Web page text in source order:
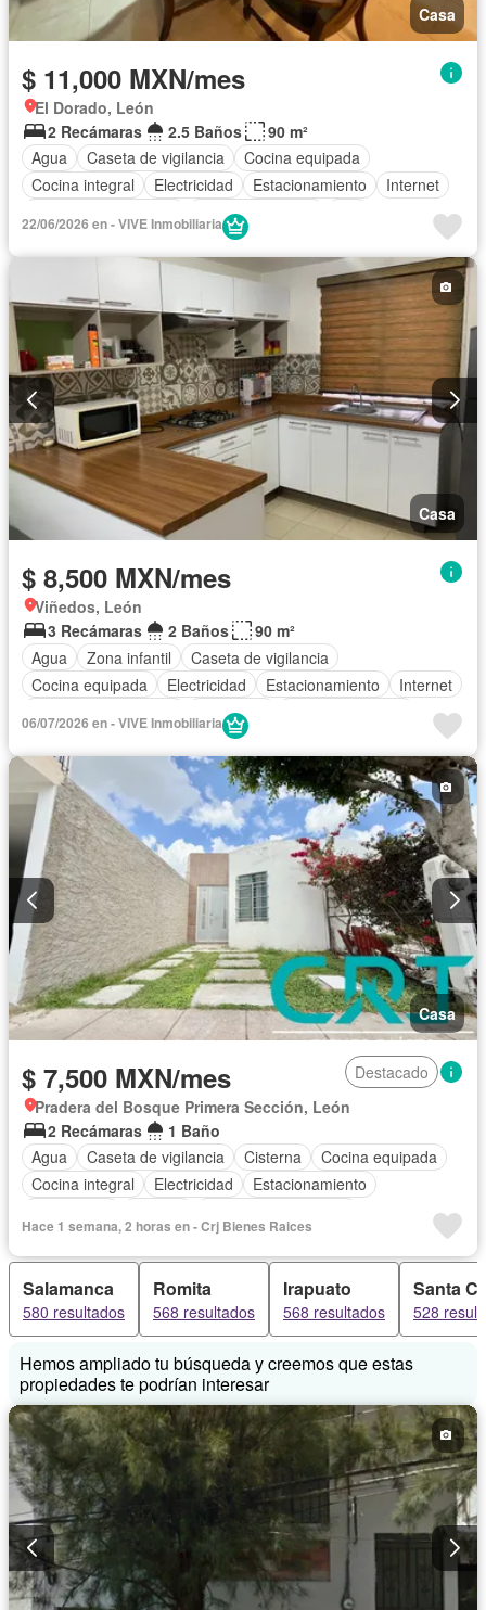
Casa
$ 11,000 MXN/mes
El Dorado, León
2 Recámaras
2.5 Baños
90 m²
Agua
Caseta de vigilancia
Cocina equipada
Cocina integral
Electricidad Estacionamiento
Internet
Vista panorámica
Completamente amueblado
22/06/2026 en - VIVE Inmobiliaria
Casa
$ 8,500 MXN/mes
Viñedos, León
3 Recámaras
2 Baños
90 m²
Agua
Zona infantil
Caseta de vigilancia
Cocina equipada
Electricidad Estacionamiento
Internet
Seguridad
Completamente amueblado
06/07/2026 en - VIVE Inmobiliaria
Casa
$ 7,500 MXN/mes
Destacado
Pradera del Bosque Primera Sección, León
2 Recámaras
1 Baño
Agua
Caseta de vigilancia Cisterna
Cocina equipada
Cocina integral
Electricidad
Estacionamiento
Televisión por cable
Wifi
Zonas verdes
Parcialmente amueblado
Hace 1 semana, 2 horas en - Crj Bienes Raices
Salamanca
580 resultados
Romita
568 resultados
Irapuato
568 resultados
Santa
528
Hemos ampliado tu búsqueda y creemos que estas
propiedades te podrían interesar